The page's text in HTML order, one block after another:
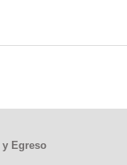
Egreso